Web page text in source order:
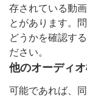
存されている動
とがあります。
どうかを確認す
ださい。
他のオーディ
可能であれば、